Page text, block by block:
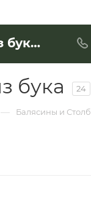
Столбы из бука по выгодной цене - купить в «Интерьер Дом»
бука 24
— Балясины и